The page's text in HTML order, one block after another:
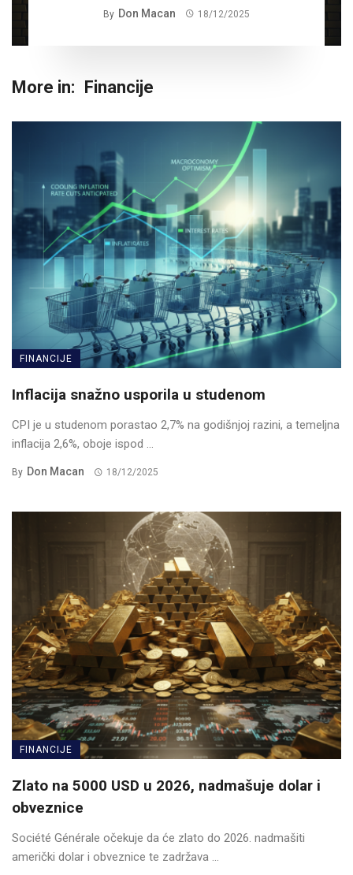
By Don Macan 18/12/2025
More in: Financije
FINANCIJE
Inflacija snažno usporila u studenom
CPI je u studenom porastao 2,7% na godišnjoj razini, a temeljna
inflacija 2,6%, oboje ispod ...
By Don Macan 18/12/2025
FINANCIJE
Zlato na 5000 USD u 2026, nadmašuje dolar i
obveznice
Société Générale očekuje da će zlato do 2026. nadmašiti
američki dolar i obveznice te zadržava ...